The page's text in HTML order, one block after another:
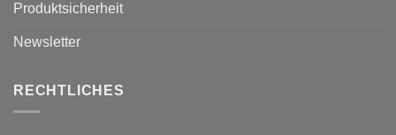
Produktsicherheit
Newsletter
RECHTLICHES